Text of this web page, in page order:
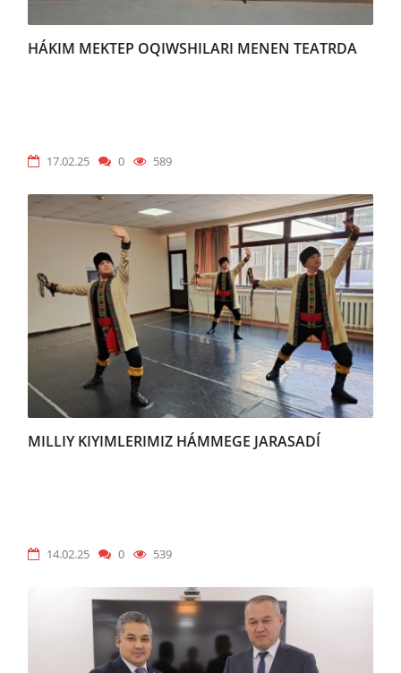
HÁKIM MEKTEP OQIWSHILARI MENEN TEATRDA
17.02.25 0 589
MILLIY KIYIMLERIMIZ HÁMMEGE JARASADÍ
14.02.25 0 539